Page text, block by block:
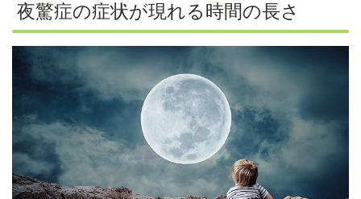
夜驚症の症状が現れる時間の長さ